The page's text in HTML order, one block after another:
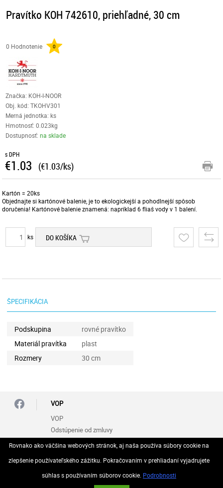
Pravítko KOH 742610, priehľadné, 30 cm
0 Hodnotenie 0
Značka: KOH-I-NOOR
Obj. kód:TKOHV301
Merná jednotka: ks
Hmotnosť: 0.023kg
Dostupnosť:na sklade
s DPH
€1.03 (€1.03/ks)
Kartón = 20ks
Objednajte si kartónové balenie, je to ekologickejší a pohodlnejší spôsob
doručenia! Kartónové balenie znamená: napríklad 6 fliaš vody v 1 balení.
ks DO KOŠÍKA
ŠPECIFIKÁCIA
Podskupina
rovné pravítko
Materiál pravítka
plast
Rozmery
30 cm
VOP
VOP
Odstúpenie od zmluvy
Rovnako ako väčšina webových stránok, aj naša používa súbory cookie na
zlepšenie používateľského zážitku. Pokračovaním v prehliadaní vyjadrujete
súhlas s používaním súborov cookie. Podrobnosti